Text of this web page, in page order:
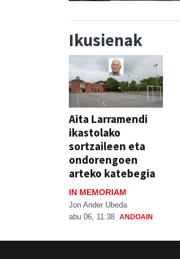
Ikusienak
Aita Larramendi
ikastolako
sortzaileen eta
ondorengoen
arteko katebegia
IN MEMORIAM
Jon Ander Ubeda
abu 06, 11:38 ANDOAIN